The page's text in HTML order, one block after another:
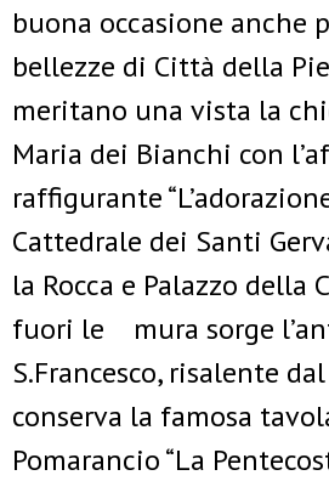
buona occasione anche
bellezze di Città della
meritano una vista la
Maria dei Bianchi con
raffigurante
Cattedrale dei Santi
la Rocca e Palazzo della
fuori le mura sorge
S.Francesco, risalente
conserva la famosa
Pomarancio “La